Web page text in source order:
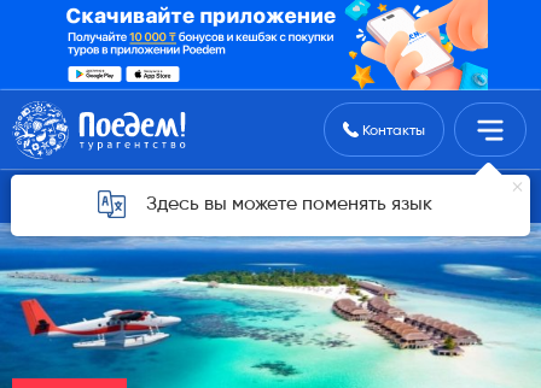
Поиск туровКонтакты
Здесь вы можете поменять язык
Горящие туры для Астаны